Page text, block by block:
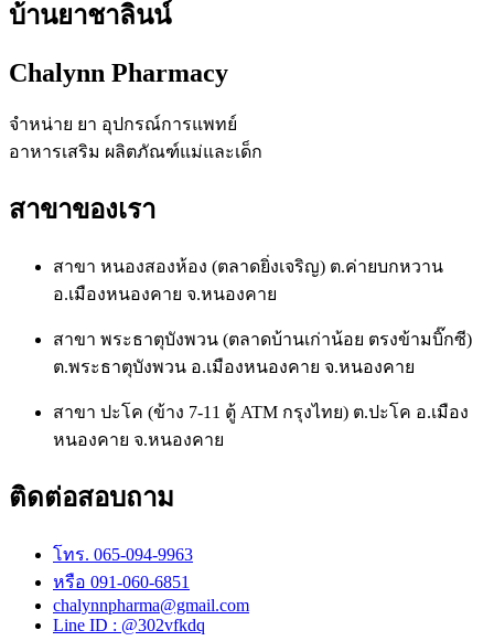
บ้านยาชาลินน์
Chalynn Pharmacy
จำหน่าย ยา อุปกรณ์การแพทย์
อาหารเสริม ผลิตภัณฑ์แม่และเด็ก
สาขาของเรา
สาขา หนองสองห้อง (ตลาดยิ่งเจริญ) ต.ค่ายบกหวาน
อ.เมืองหนองคาย จ.หนองคาย
สาขา พระธาตุบังพวน (ตลาดบ้านเก่าน้อย ตรงข้ามบิ๊กซี)
ต.พระธาตุบังพวน อ.เมืองหนองคาย จ.หนองคาย
สาขา ปะโค (ข้าง 7-11 ตู้ ATM กรุงไทย) ต.ปะโค อ.เมือง
หนองคาย จ.หนองคาย
ติดต่อสอบถาม
โทร. 065-094-9963
หรือ 091-060-6851
chalynnpharma@gmail.com
Line ID : @302vfkdq